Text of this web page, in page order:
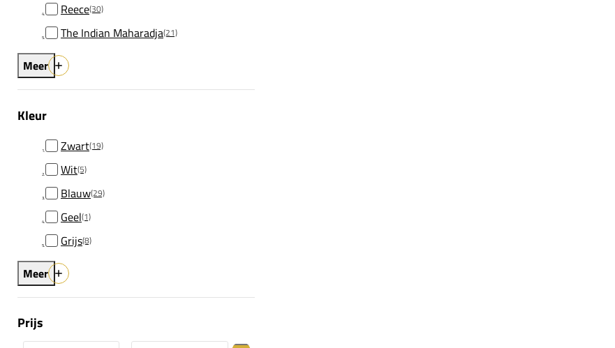
Reece(30)
The Indian Maharadja(21)
Meer
Kleur
Zwart(19)
Wit(5)
Blauw(29)
Geel(1)
Grijs(8)
Meer
Prijs